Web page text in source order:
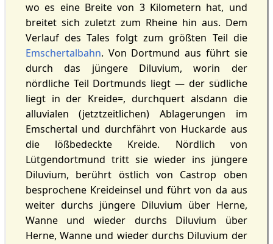
wo es eine Breite von 3 Kilometern hat, und
breitet sich zuletzt zum Rheine hin aus. Dem
Verlauf des Tales folgt zum größten Teil die
Emschertalbahn. Von Dortmund aus führt sie
durch das jüngere Diluvium, worin der
nördliche Teil Dortmunds liegt — der südliche
liegt in der Kreide=, durchquert alsdann die
alluvialen (jetztzeitlichen) Ablagerungen im
Emschertal und durchfährt von Huckarde aus
die lößbedeckte Kreide. Nördlich von
Lütgendortmund tritt sie wieder ins jüngere
Diluvium, berührt östlich von Castrop oben
besprochene Kreideinsel und führt von da aus
weiter durchs jüngere Diluvium über Herne,
Wanne und wieder durchs Diluvium über
Herne, Wanne und wieder durchs Diluvium der